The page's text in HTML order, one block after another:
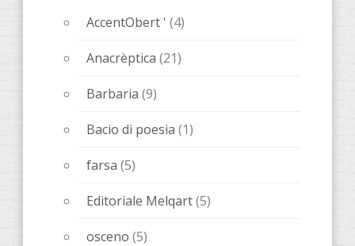
AccentObert ' (4)
Anacrèptica (21)
Barbaria (9)
Bacio di poesia (1)
farsa (5)
Editoriale Melqart(5)
osceno (5)